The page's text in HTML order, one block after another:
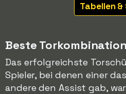
Tabellen &
Beste Torkombination
Das erfolgreichste
Spieler, bei denen einer
andere den Assist gab,